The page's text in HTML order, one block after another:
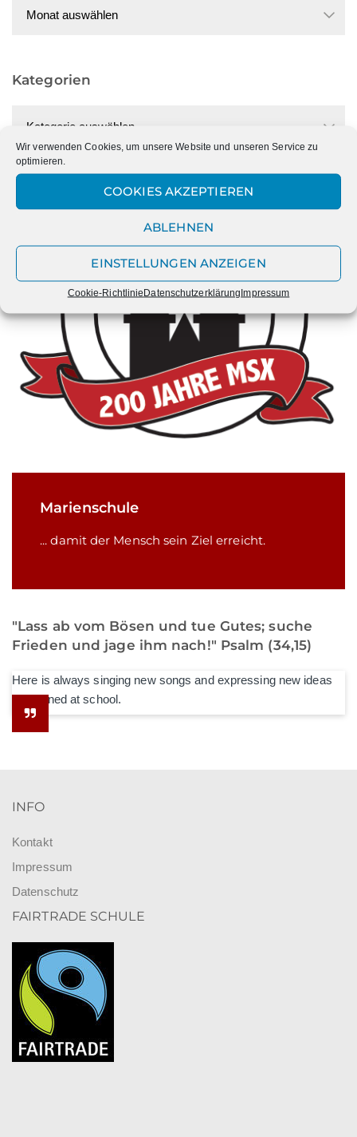
Wir verwenden Cookies, um unsere Website und unseren Service zu
optimieren.
COOKIES AKZEPTIEREN
ABLEHNEN
EINSTELLUNGEN ANZEIGEN
Cookie-RichtlinieDatenschutzerklärungImpressum
Kategorien
Marienschule
... damit der Mensch sein Ziel erreicht.
"Lass ab vom Bösen und tue Gutes; suche
Frieden und jage ihm nach!" Psalm (34,15)
Here is always singing new songs and expressing new ideas
he learned at school.
INFO
Kontakt
Impressum
Datenschutz
FAIRTRADE SCHULE